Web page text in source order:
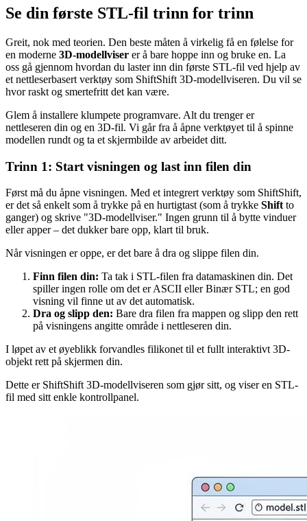
Se din første STL-fil trinn for trinn
Greit, nok med teorien. Den beste måten å virkelig få en følelse for
en moderne 3D-modellviser er å bare hoppe inn og bruke en. La
oss gå gjennom hvordan du laster inn din første STL-fil ved hjelp av
et nettleserbasert verktøy som ShiftShift 3D-modellviseren. Du vil se
hvor raskt og smertefritt det kan være.
Glem å installere klumpete programvare. Alt du trenger er
nettleseren din og en 3D-fil. Vi går fra å åpne verktøyet til å spinne
modellen rundt og ta et skjermbilde av arbeidet ditt.
Trinn 1: Start visningen og last inn filen din
Først må du åpne visningen. Med et integrert verktøy som ShiftShift,
er det så enkelt som å trykke på en hurtigtast (som å trykke Shift to
ganger) og skrive "3D-modellviser." Ingen grunn til å bytte vinduer
eller apper – det dukker bare opp, klart til bruk.
Når visningen er oppe, er det bare å dra og slippe filen din.
Finn filen din: Ta tak i STL-filen fra datamaskinen din. Det
spiller ingen rolle om det er ASCII eller Binær STL; en god
visning vil finne ut av det automatisk.
Dra og slipp den: Bare dra filen fra mappen og slipp den rett
på visningens angitte område i nettleseren din.
I løpet av et øyeblikk forvandles filikonet til et fullt interaktivt 3D-
objekt rett på skjermen din.
Dette er ShiftShift 3D-modellviseren som gjør sitt, og viser en STL-
fil med sitt enkle kontrollpanel.